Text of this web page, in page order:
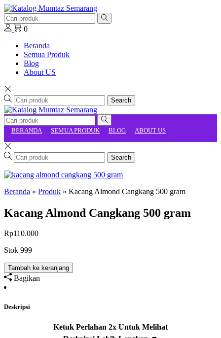
0
Beranda
Semua Produk
Blog
About US
Search
BERANDA SEMUA PRODUK BLOG ABOUT US
Search
Beranda » Produk » Kacang Almond Cangkang 500 gram
Kacang Almond Cangkang 500 gram
Rp110.000
Stok 999
Tambah ke keranjang
Bagikan
Deskripsi